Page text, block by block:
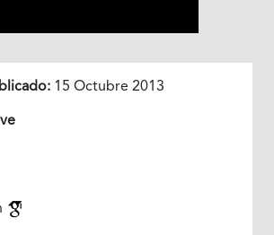
15 Octubre 2013